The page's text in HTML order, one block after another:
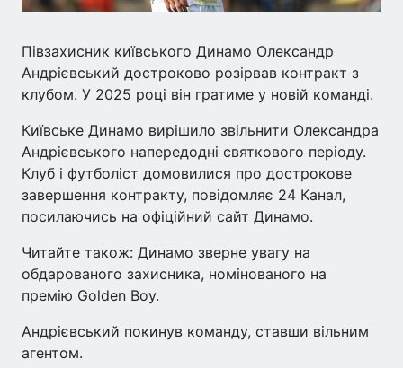
Півзахисник київського Динамо Олександр
Андрієвський достроково розірвав контракт з
клубом. У 2025 році він гратиме у новій команді.
Київське Динамо вирішило звільнити Олександра
Андрієвського напередодні святкового періоду.
Клуб і футболіст домовилися про дострокове
завершення контракту, повідомляє 24 Канал,
посилаючись на офіційний сайт Динамо.
Читайте також: Динамо зверне увагу на
обдарованого захисника, номінованого на
премію Golden Boy.
Андрієвський покинув команду, ставши вільним
агентом.